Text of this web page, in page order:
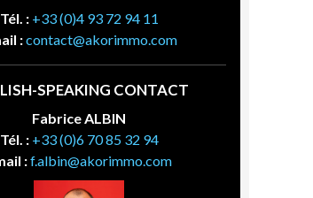
Tél. : +33 (0)4 93 72 94 11
:contact@akorimmo.com
SPEAKING CONTACT
Fabrice ALBIN
Tél. : +33 (0)6 70 85 32 94
:f.albin@akorimmo.com